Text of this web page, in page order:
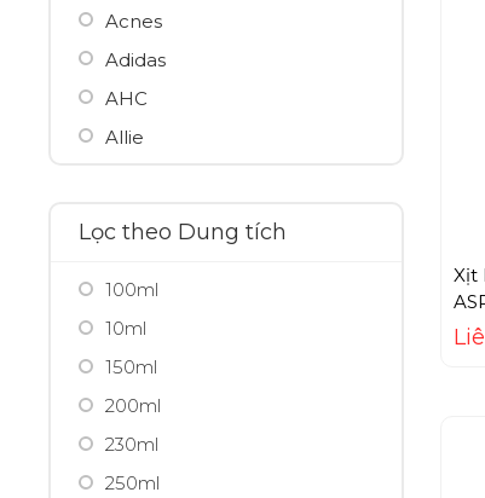
Acnes
Adidas
AHC
Allie
Angel's Liquid
Anna Sui
Aprilskin
Aquafresh
Aquala
Aqualable
Lọc theo Dung tích
100ml
10ml
150ml
200ml
230ml
250ml
Xịt